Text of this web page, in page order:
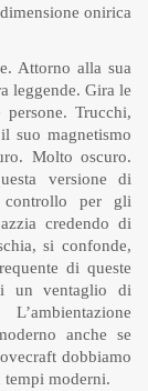
onirica
Attorno alla sua
leggende. Gira le
Trucchi,
suo magnetismo
Molto oscuro.
versione di
per gli
credendo di
si confonde,
di queste
un ventaglio di
anche se
dobbiamo
tempi moderni.